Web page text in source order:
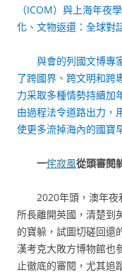
（ICOM）與上海年夜
化、文物返還：全球對
與會的列國文博專
了跨國界、跨文明和跨
力采取多種情勢持續加
由過程法令道路出力，
使更多流掉海內的國寶
一侘寂風從頭審閱
2020年頭，澳年
所長離開英國，清楚到
的寶躲，試圖切磋回還
漢考克大敗方博物館也
止徹底的審閱，尤其追